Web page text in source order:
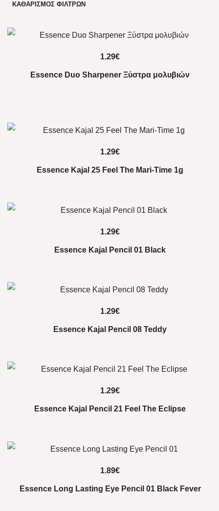
ΚΑΘΑΡΙΣΜΌΣ ΦΊΛΤΡΩΝ
1.29€
Essence Duo Sharpener Ξύστρα μολυβιών
1.29€
Essence Kajal 25 Feel The Mari-Time 1g
1.29€
Essence Kajal Pencil 01 Black
1.29€
Essence Kajal Pencil 08 Teddy
1.29€
Essence Kajal Pencil 21 Feel The Eclipse
1.89€
Essence Long Lasting Eye Pencil 01 Black Fever